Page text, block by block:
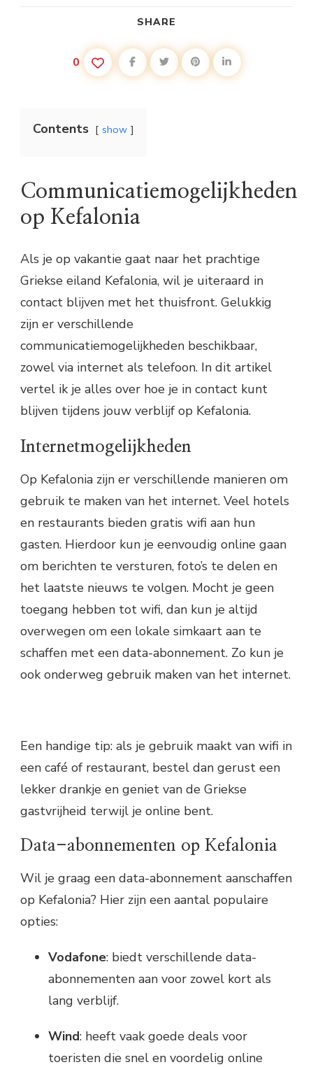
SHARE
0
Contents show
Communicatiemogelijkheden
op Kefalonia
Als je op vakantie gaat naar het prachtige
Griekse eiland Kefalonia, wil je uiteraard in
contact blijven met het thuisfront. Gelukkig
zijn er verschillende
communicatiemogelijkheden beschikbaar,
zowel via internet als telefoon. In dit artikel
vertel ik je alles over hoe je in contact kunt
blijven tijdens jouw verblijf op Kefalonia.
Internetmogelijkheden
Op Kefalonia zijn er verschillende manieren om
gebruik te maken van het internet. Veel hotels
en restaurants bieden gratis wifi aan hun
gasten. Hierdoor kun je eenvoudig online gaan
om berichten te versturen, foto’s te delen en
het laatste nieuws te volgen. Mocht je geen
toegang hebben tot wifi, dan kun je altijd
overwegen om een lokale simkaart aan te
schaffen met een data-abonnement. Zo kun je
ook onderweg gebruik maken van het internet.
Een handige tip: als je gebruik maakt van wifi in
een café of restaurant, bestel dan gerust een
lekker drankje en geniet van de Griekse
gastvrijheid terwijl je online bent.
Data-abonnementen op Kefalonia
Wil je graag een data-abonnement aanschaffen
op Kefalonia? Hier zijn een aantal populaire
opties:
Vodafone: biedt verschillende data-
abonnementen aan voor zowel kort als
lang verblijf.
Wind: heeft vaak goede deals voor
toeristen die snel en voordelig online